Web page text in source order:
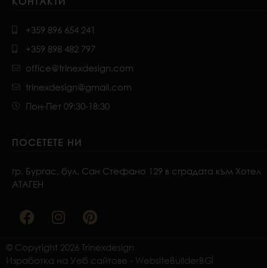
+359 896 654 241
+359 898 482 797
office@trinexdesign.com
trinexdesign@gmail.com
Пон-Пет 09:30-18:30
ПОСЕТЕТЕ НИ
гр. Бургас, бул. Сан Стефано 129 в сградата към Хотел
АТАГЕН
a
c
e
b
n
s
t
a
i
n
t
e
© Copyright 2026 Trinexdesign
Изработка на Уеб сайтове - WebsiteBuilderBG